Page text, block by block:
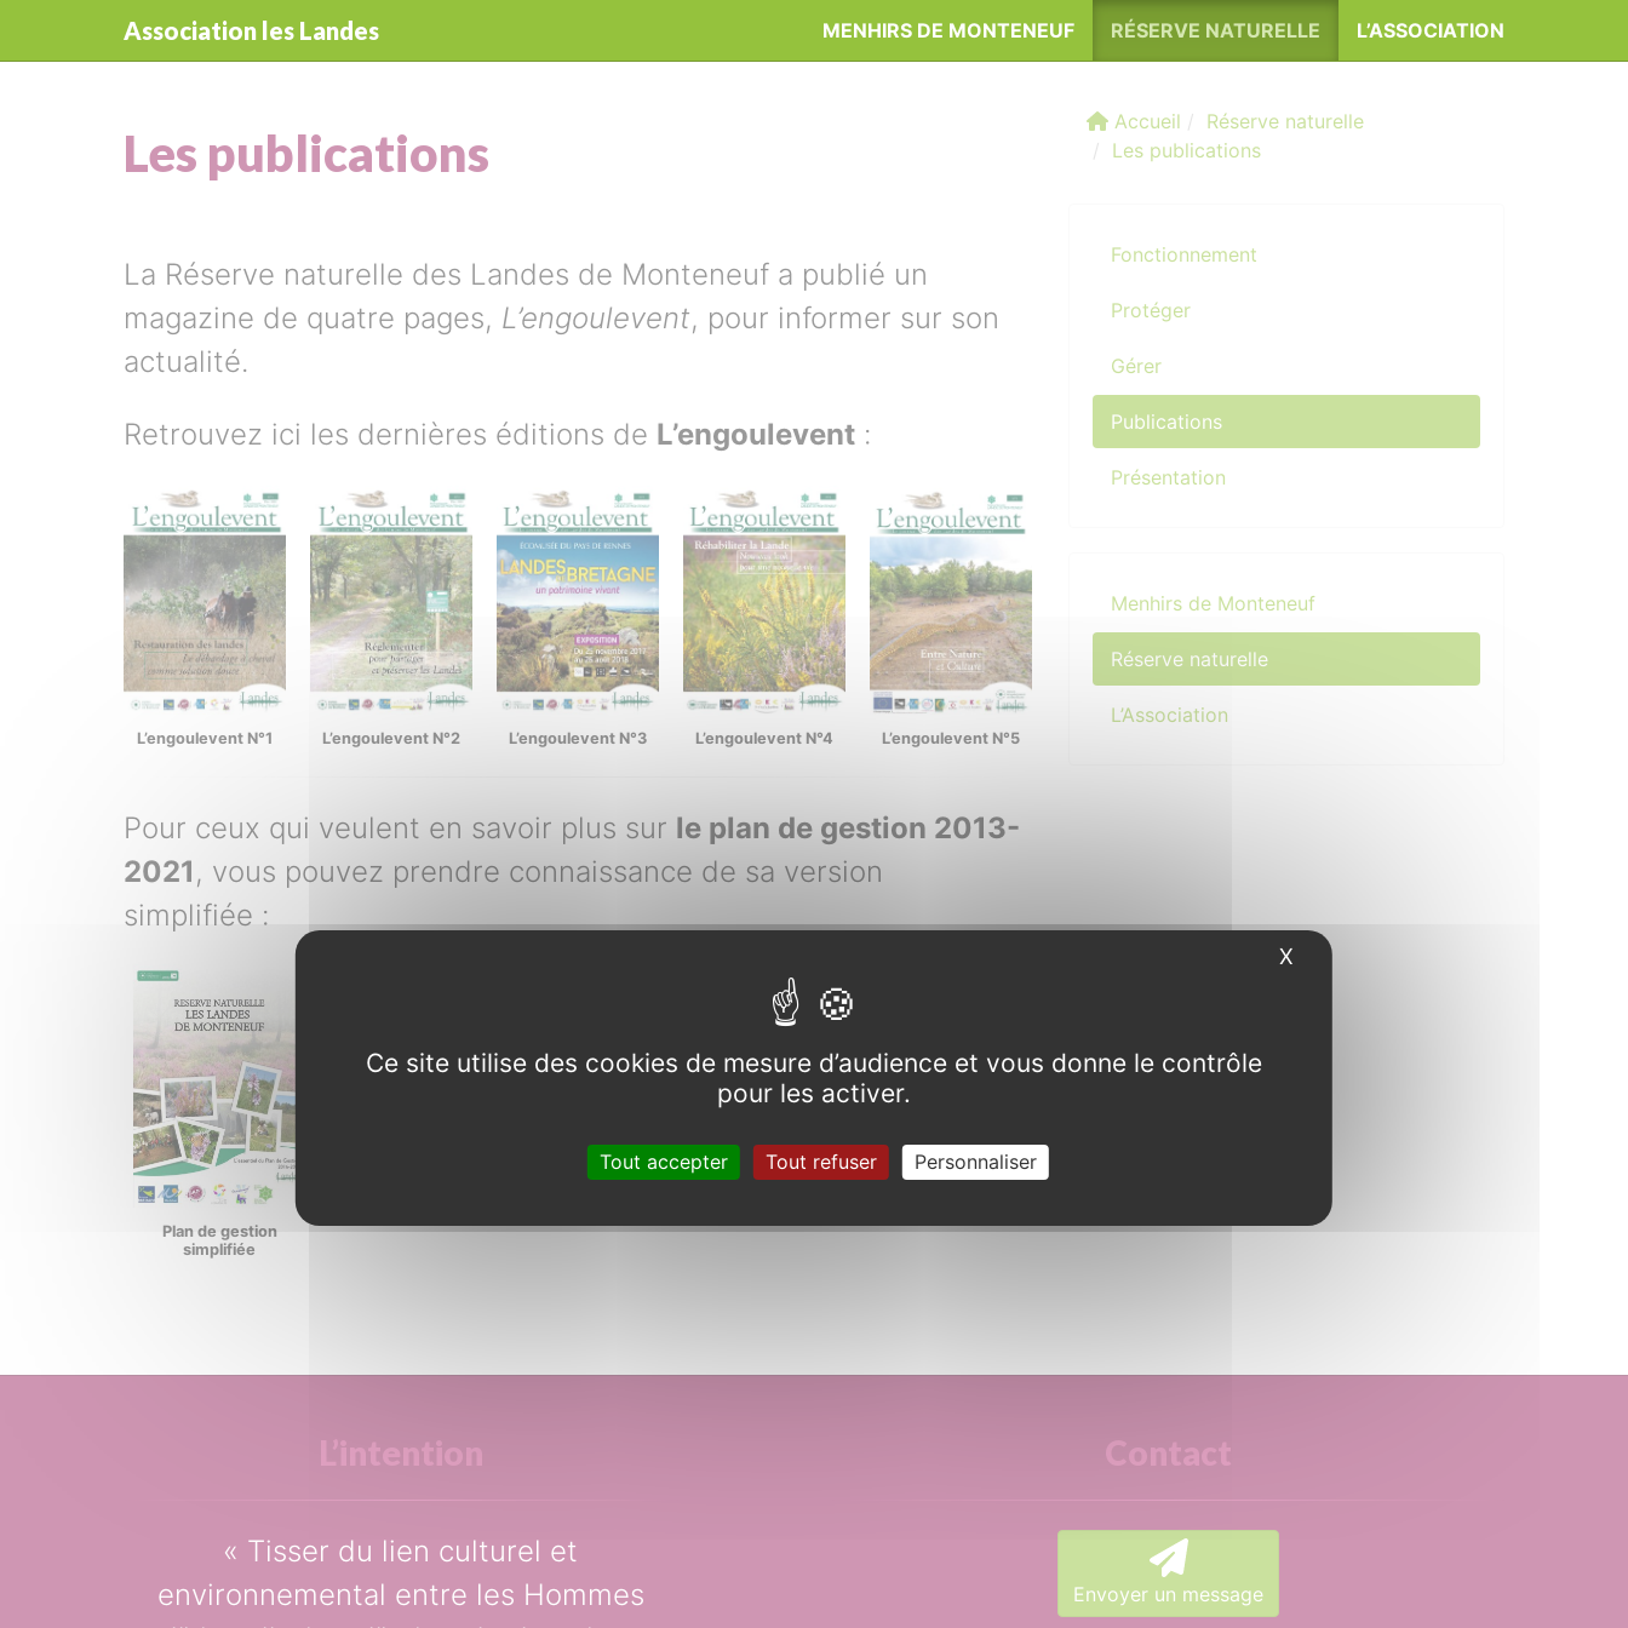
Association les Landes MENHIRS DE MONTENEUF RÉSERVE NATURELLE L’ASSOCIATION
Les publications
La Réserve naturelle des Landes de Monteneuf a publié un
magazine de quatre pages, L’engoulevent, pour informer sur son
actualité.
Retrouvez ici les dernières éditions de L’engoulevent :
L’engoulevent N°1 L’engoulevent N°2 L’engoulevent N°3 L’engoulevent N°4 L’engoulevent N°5
Pour ceux qui veulent en savoir plus sur le plan de gestion 2013-
2021, vous pouvez prendre connaissance de sa version
simplifiée :
Plan de gestion
simplifiée
Accueil
Réserve naturelle
Les publications
Fonctionnement
Protéger
Gérer
Publications
Présentation
Menhirs de Monteneuf
Réserve naturelle
L’Association
L’intention
Tisser du lien culturel et
environnemental entre les Hommes
Contact
Envoyer un message
Panneau de gestion des cookies
Ce site utilise des cookies de mesure d’audience et vous donne le contrôle
pour les activer.
Tout accepter Tout refuser Personnaliser
X Masquer le bandeau des cookies